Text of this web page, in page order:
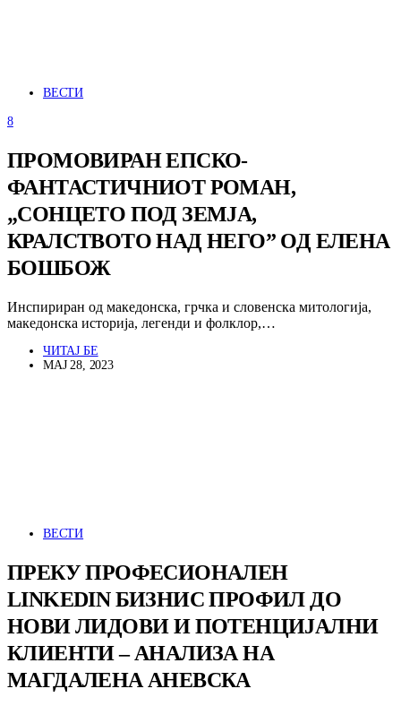
ВЕСТИ
8
ПРОМОВИРАН ЕПСКО-
ФАНТАСТИЧНИОТ РОМАН,
„СОНЦЕТО ПОД ЗЕМЈА,
КРАЛСТВОТО НАД НЕГО” ОД ЕЛЕНА
БОШБОЖ
Инспириран од македонска, грчка и словенска митологија,
македонска историја, легенди и фолклор,…
ЧИТАЈ БЕ
МАЈ 28, 2023
ВЕСТИ
ПРЕКУ ПРОФЕСИОНАЛЕН
LINKEDIN БИЗНИС ПРОФИЛ ДО
НОВИ ЛИДОВИ И ПОТЕНЦИЈАЛНИ
КЛИЕНТИ – АНАЛИЗА НА
МАГДАЛЕНА АНЕВСКА